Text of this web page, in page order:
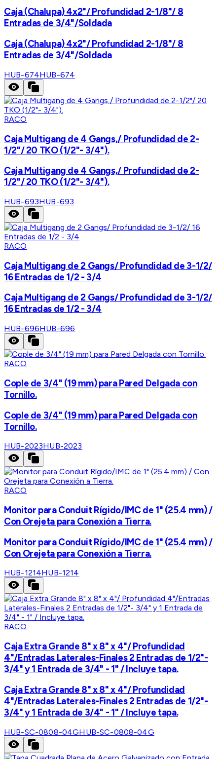
Caja (Chalupa) 4x2"/ Profundidad 2-1/8"/ 8
Entradas de 3/4"/Soldada
Caja (Chalupa) 4x2"/ Profundidad 2-1/8"/ 8
Entradas de 3/4"/Soldada
HUB-674HUB-674
RACO
Caja Multigang de 4 Gangs,/ Profundidad de 2-
1/2"/ 20 TKO (1/2"- 3/4").
Caja Multigang de 4 Gangs,/ Profundidad de 2-
1/2"/ 20 TKO (1/2"- 3/4").
HUB-693HUB-693
RACO
Caja Multigang de 2 Gangs/ Profundidad de 3-1/2/
16 Entradas de 1/2 - 3/4
Caja Multigang de 2 Gangs/ Profundidad de 3-1/2/
16 Entradas de 1/2 - 3/4
HUB-696HUB-696
RACO
Cople de 3/4" (19 mm) para Pared Delgada con
Tornillo.
Cople de 3/4" (19 mm) para Pared Delgada con
Tornillo.
HUB-2023HUB-2023
RACO
Monitor para Conduit Rígido/IMC de 1" (25.4 mm) /
Con Orejeta para Conexión a Tierra.
Monitor para Conduit Rígido/IMC de 1" (25.4 mm) /
Con Orejeta para Conexión a Tierra.
HUB-1214HUB-1214
RACO
Caja Extra Grande 8" x 8" x 4"/ Profundidad
4"/Entradas Laterales-Finales 2 Entradas de 1/2"-
3/4" y 1 Entrada de 3/4" - 1" / Incluye tapa.
Caja Extra Grande 8" x 8" x 4"/ Profundidad
4"/Entradas Laterales-Finales 2 Entradas de 1/2"-
3/4" y 1 Entrada de 3/4" - 1" / Incluye tapa.
HUB-SC-0808-04GHUB-SC-0808-04G